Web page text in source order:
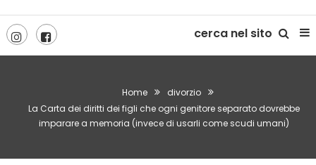
Life is better after divorce –
LIBAD
cerca nel sito
Home
divorzio
La Carta dei diritti dei figli che ogni genitore separato dovrebbe
imparare a memoria (invece di usarli come scudi umani)